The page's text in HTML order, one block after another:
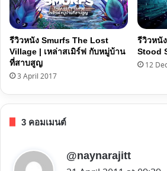
รีวิวหนัง Smurfs The Lost
Village | เหล่าสเมิร์ฟ กับหมู่บ้าน
ที่สาบสูญ
3 April 2017
รีวิวหนั
Stood
12
3 คอมเมนต์
@naynarajitt